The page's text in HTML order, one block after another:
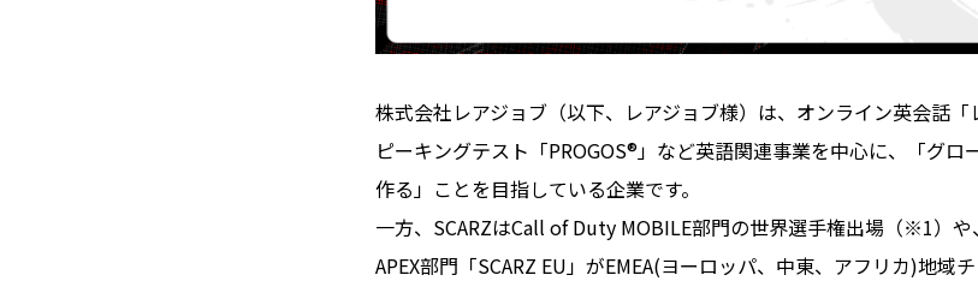
株式会社レアジョブ（以下、レアジョブ様）は、オンライン英会話
ピーキングテスト「PROGOS®」など英語関連事業を中心に、「グロ
作る」ことを目指している企業です。
一方、SCARZはCall of Duty MOBILE部門の世界選手権出場（※1）
APEX部門「SCARZ EU」がEMEA(ヨーロッパ、中東、アフリカ)地